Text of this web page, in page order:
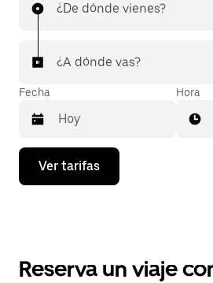
¿De dónde vienes?
¿A dónde vas?
Fecha
Presiona
flecha
el
Hora
Ver tarifas
Reserva un viaje